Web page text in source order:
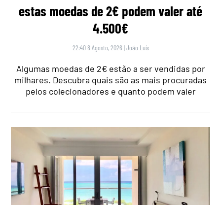
estas moedas de 2€ podem valer até
4.500€
22:40 8 Agosto, 2026 |João Luís
Algumas moedas de 2€ estão a ser vendidas por
milhares. Descubra quais são as mais procuradas
pelos colecionadores e quanto podem valer